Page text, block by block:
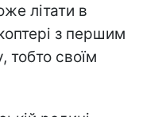
літати в
з першим
тобто своїм